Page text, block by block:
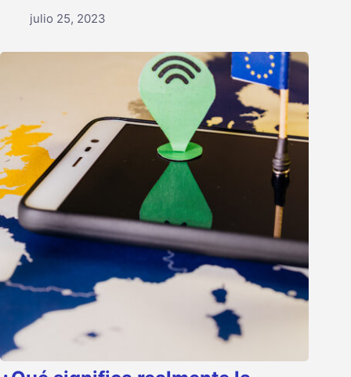
julio 25, 2023